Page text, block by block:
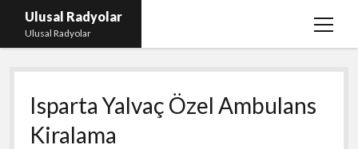
Ulusal Radyolar
Ulusal Radyolar
menüyü
Ana Başlık: Discord Instagram Botu
Instagram Beğeni Kazanma Ücretsiz
Liste
Isparta Yalvaç Özel Ambulans
Kiralama